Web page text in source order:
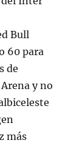
Bull
60 para
de
y no
más